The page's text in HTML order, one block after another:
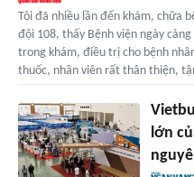
Tôi đã nhiều lần đến khám, chữa
đội 108, thấy Bệnh viện ngày
trong khám, điều trị cho bệnh
thuốc, nhân viên rất thân thiện,
lớn